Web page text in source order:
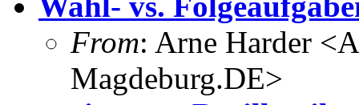
From: Arne Harder
Magdeburg.DE>